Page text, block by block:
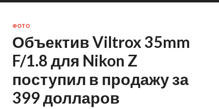
ФОТО
Объектив Viltrox 35mm
F/1.8 для Nikon Z
поступил в продажу за
399 долларов